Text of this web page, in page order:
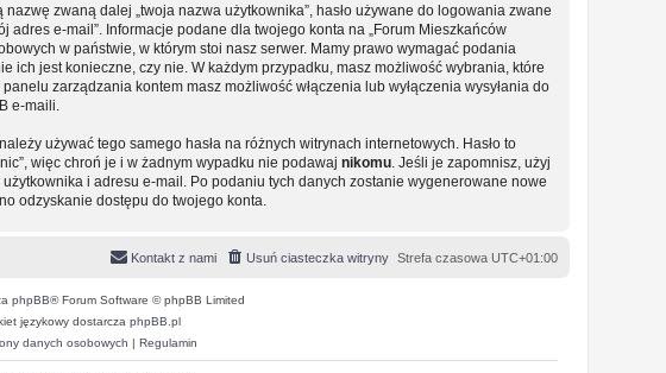
zwaną dalej „twoja nazwa użytkownika”, hasło używane do logowania zwane
adres e-mail”. Informacje podane dla twojego konta na „Forum Mieszkańców
w państwie, w którym stoi nasz serwer. Mamy prawo wymagać podania
ich jest konieczne, czy nie. W każdym przypadku, masz możliwość wybrania, które
zarządzania kontem masz możliwość włączenia lub wyłączenia wysyłania do
e-maili.
używać tego samego hasła na różnych witrynach internetowych. Hasło to
więc chroń je i w żadnym wypadku nie podawaj nikomu . Jeśli je zapomnisz, użyj
i adresu e-mail. Po podaniu tych danych zostanie wygenerowane nowe
odzyskanie dostępu do twojego konta.
Strefa czasowa UTC+01:00
Usuń ciasteczka witryny
Kontakt z nami
phpBB® Forum Software © phpBB Limited
językowy dostarcza phpBB.pl
danych osobowych | Regulamin